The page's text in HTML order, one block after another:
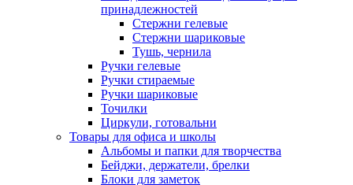
принадлежностей
Стержни гелевые
Стержни шариковые
Тушь, чернила
Ручки гелевые
Ручки стираемые
Ручки шариковые
Точилки
Циркули, готовальни
Товары для офиса и школы
Альбомы и папки для творчества
Бейджи, держатели, брелки
Блоки для заметок